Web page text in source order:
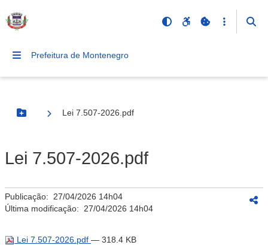
Prefeitura de Montenegro
Botão Menu
Lei 7.507-2026.pdf
Lei 7.507-2026.pdf
Publicação: 27/04/2026 14h04
Última modificação: 27/04/2026 14h04
Lei 7.507-2026.pdf — 318.4 KB